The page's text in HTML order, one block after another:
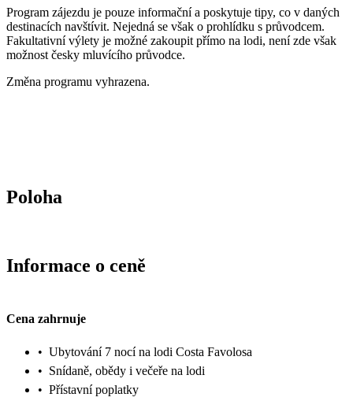
Program zájezdu je pouze informační a poskytuje tipy, co v daných
destinacích navštívit. Nejedná se však o prohlídku s průvodcem.
Fakultativní výlety je možné zakoupit přímo na lodi, není zde však
možnost česky mluvícího průvodce.
Změna programu vyhrazena.
Poloha
Informace o ceně
Cena zahrnuje
• Ubytování 7 nocí na lodi Costa Favolosa
• Snídaně, obědy i večeře na lodi
• Přístavní poplatky